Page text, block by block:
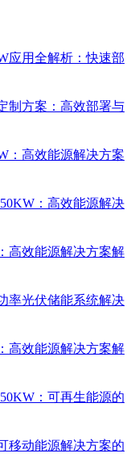
应用全解析：快速部
制方案：高效部署与
：高效能源解决方案
：高效能源解决
高效能源解决方案解
率光伏储能系统解决
高效能源解决方案解
：可再生能源的
移动能源解决方案的